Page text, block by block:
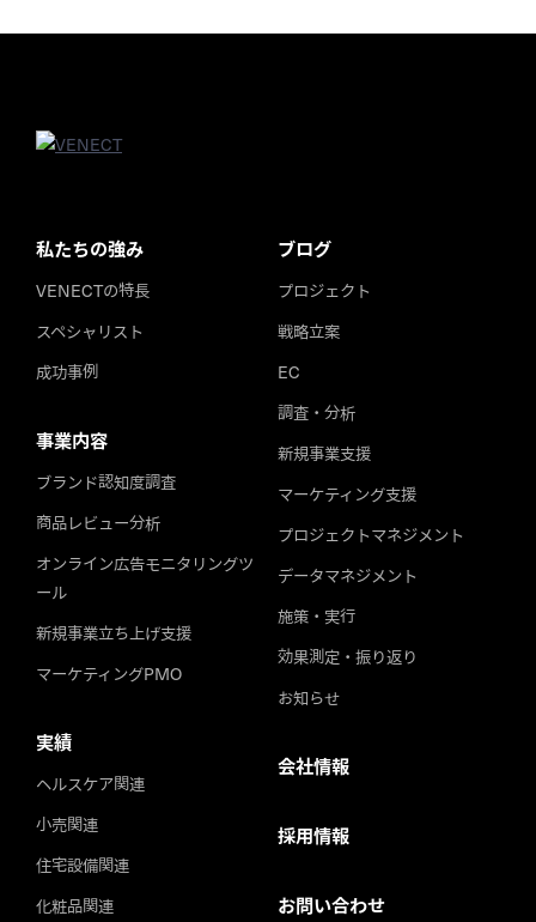
私たちの強み
VENECTの特長
スペシャリスト
成功事例
事業内容
ブランド認知度調査
商品レビュー分析
オンライン広告モニタリングツ
ール
新規事業立ち上げ支援
マーケティングPMO
実績
ヘルスケア関連
小売関連
住宅設備関連
化粧品関連
ブログ
プロジェクト
戦略立案
EC
調査・分析
新規事業支援
マーケティング支援
プロジェクトマネジメント
データマネジメント
施策・実行
効果測定・振り返り
お知らせ
会社情報
採用情報
お問い合わせ